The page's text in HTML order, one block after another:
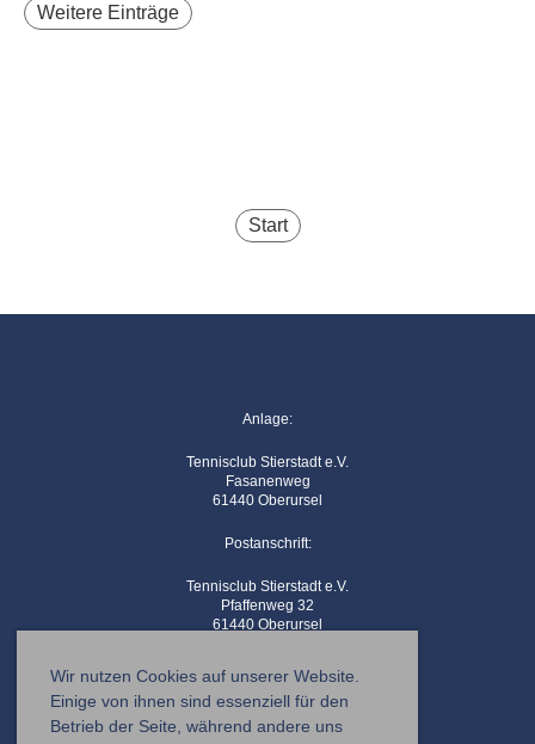
Wir nutzen Cookies auf unserer Website.
Einige von ihnen sind essenziell für den
Betrieb der Seite, während andere uns
Weitere Einträge
Start
Anlage:
Tennisclub Stierstadt e.V.
Fasanenweg
61440 Oberursel
Postanschrift:
Tennisclub Stierstadt e.V.
Pfaffenweg 32
61440 Oberursel
Kontaktemail: info@tc-stierstadt.de